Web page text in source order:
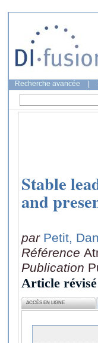
Recherche avancée
Stable
and
par Petit,
Référence
Publication
Article
ACCÈS EN LIGNE